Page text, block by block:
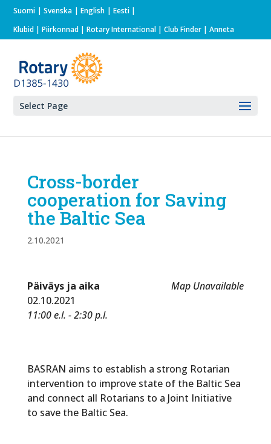
Suomi Svenska English
Eesti
Klubid |Piirkonnad |Rotary International | Club Finder | Anneta
Select Page
Cross-border
cooperation for Saving
the Baltic Sea
2.10.2021
Map Unavailable
Päiväys ja aika
02.10.2021
11:00 e.l. - 2:30 p.l.
BASRAN aims to establish a strong Rotarian
intervention to improve state of the Baltic Sea
and connect all Rotarians to a Joint Initiative
to save the Baltic Sea.